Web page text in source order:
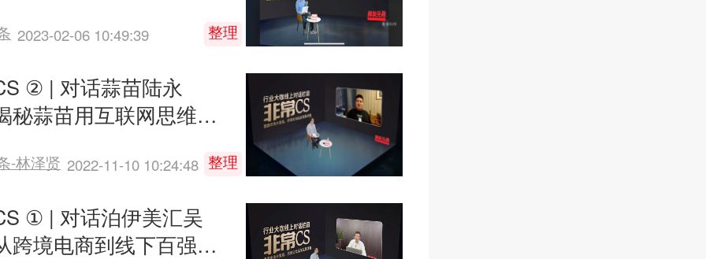
2023-02-06 10:49:39 整理
② | 对话蒜苗陆永
秘蒜苗用互联网思维玩
-林泽贤 2022-11-10 10:24:48 整理
① | 对话泊伊美汇吴
跨境电商到线下百强连